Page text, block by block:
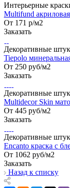
Интерьерные
Multifund акриловая
От 171 р/м2
Заказать
Декоративные
Tiepolo
От 250 руб/м2
Заказать
Декоративные
Multidecor Skin
От 445 руб/м2
Заказать
Декоративные
Encanto краска с
От 1062 руб/м2
Заказать
Назад к списку